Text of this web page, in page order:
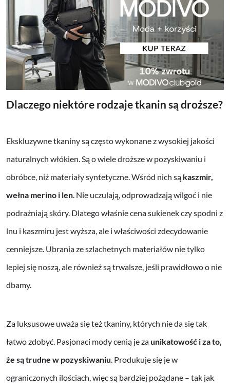
Dlaczego niektóre rodzaje tkanin są droższe?
Ekskluzywne tkaniny są często wykonane z wysokiej jakości
naturalnych włókien. Są o wiele droższe w pozyskiwaniu i
obróbce, niż materiały syntetyczne. Wśród nich są kaszmir,
wełna merino i len. Nie uczulają, odprowadzają wilgoć i nie
podrażniają skóry. Dlatego właśnie cena sukienek czy spodni z
lnu i kaszmiru jest wyższa, ale i właściwości zdecydowanie
cenniejsze. Ubrania ze szlachetnych materiałów nie tylko
lepiej się noszą, ale również są trwalsze, jeśli prawidłowo o nie
dbamy.
Za luksusowe uważa się też tkaniny, których nie da się tak
łatwo zdobyć. Pasjonaci mody cenią je zaunikatowość i za to,
że są trudne w pozyskiwaniu. Produkuje się je w
ograniczonych ilościach, więc są bardziej pożądane – tak jak